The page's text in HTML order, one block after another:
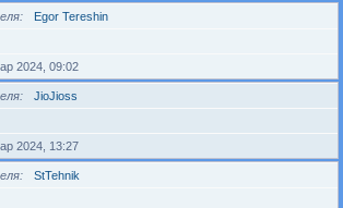
Egor Tereshin
2024, 09:02
JioJioss
2024, 13:27
StTehnik